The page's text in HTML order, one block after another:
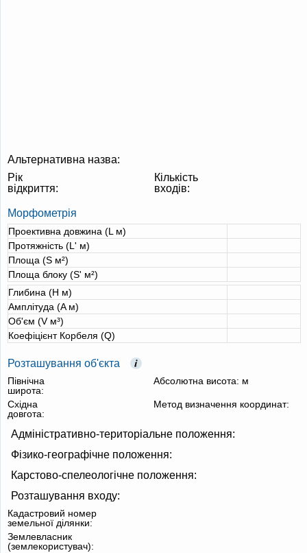
Альтернативна назва:
Рік
відкриття:
Кількість
входів:
Морфометрія
Проективна довжина (L м)
Протяжність (L' м)
Площа (S м²)
Площа блоку (S' м²)
Глибина (H м)
Амплітуда (A м)
Об'єм (V м³)
Коефіцієнт Корбеля (Q)
Розташування об'єкта
Північна
широта:
Абсолютна висота: м
Східна
довгота:
Метод визначення координат:
Адміністративно-територіальне положення:
Фізико-географічне положення:
Карстово-спелеологічне положення:
Розташування входу:
Кадастровий номер
земельної ділянки:
Землевласник
(землекористувач):